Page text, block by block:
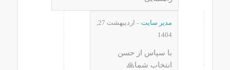
مدیر سایت –
اردیبهشت 27,
1404
با سپاس از حسن
انتخاب شما🙏